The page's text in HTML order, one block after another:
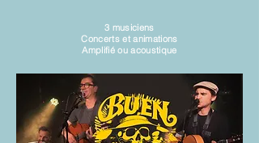
3 musiciens
Concerts et animations
Amplifié ou acoustique